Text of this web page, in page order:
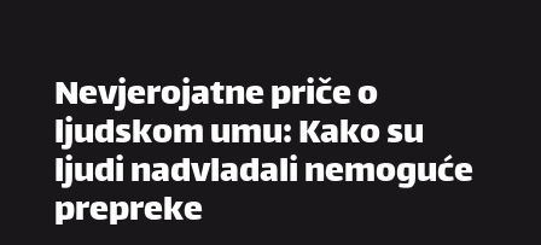
Nevjerojatne priče o
ljudskom umu: Kako su
ljudi nadvladali nemoguće
prepreke